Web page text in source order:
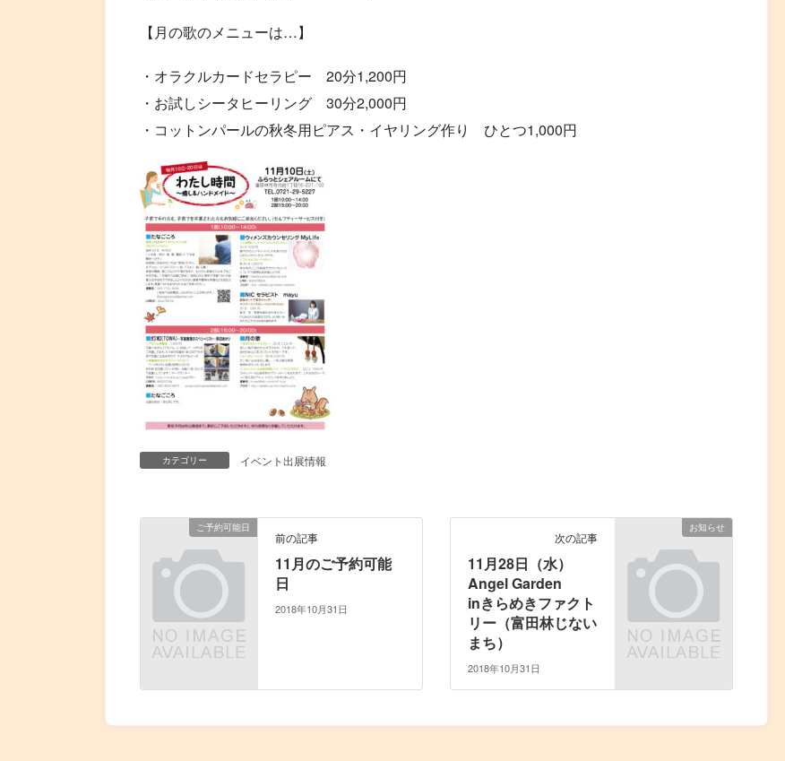
【月の歌のメニューは…】
・オラクルカードセラピー 20分1,200円
・お試しシータヒーリング 30分2,000円
・コットンパールの秋冬用ピアス・イヤリング作り ひとつ1,000円
カテゴリー イベント出展情報
ご予約可能日
前の記事
11月のご予約可能
日
2018年10月31日
お知らせ
次の記事
11月28日（水）
Angel Garden
inきらめきファクト
リー（富田林じない
まち）
2018年10月31日